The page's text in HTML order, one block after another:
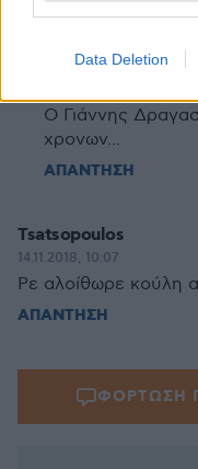
Data Deletion
ΑΠΑΝΤΗΣΗ
O Γιάννης
χρονων...
ΑΠΑΝΤΗΣΗ
Tsatsopoulos
14.11.2018, 10:07
Ρε αλοίθωρε κούλη
ΑΠΑΝΤΗΣΗ
ΦΟΡΤΩΣΗ